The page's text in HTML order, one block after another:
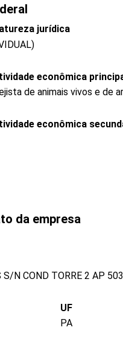
jurídica
econômica
de animais vivos e de
econômica
da empresa
S/N COND TORRE 2 AP 503
UF
PA